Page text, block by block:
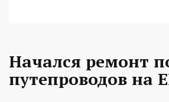
Начался ремонт
путепроводов на